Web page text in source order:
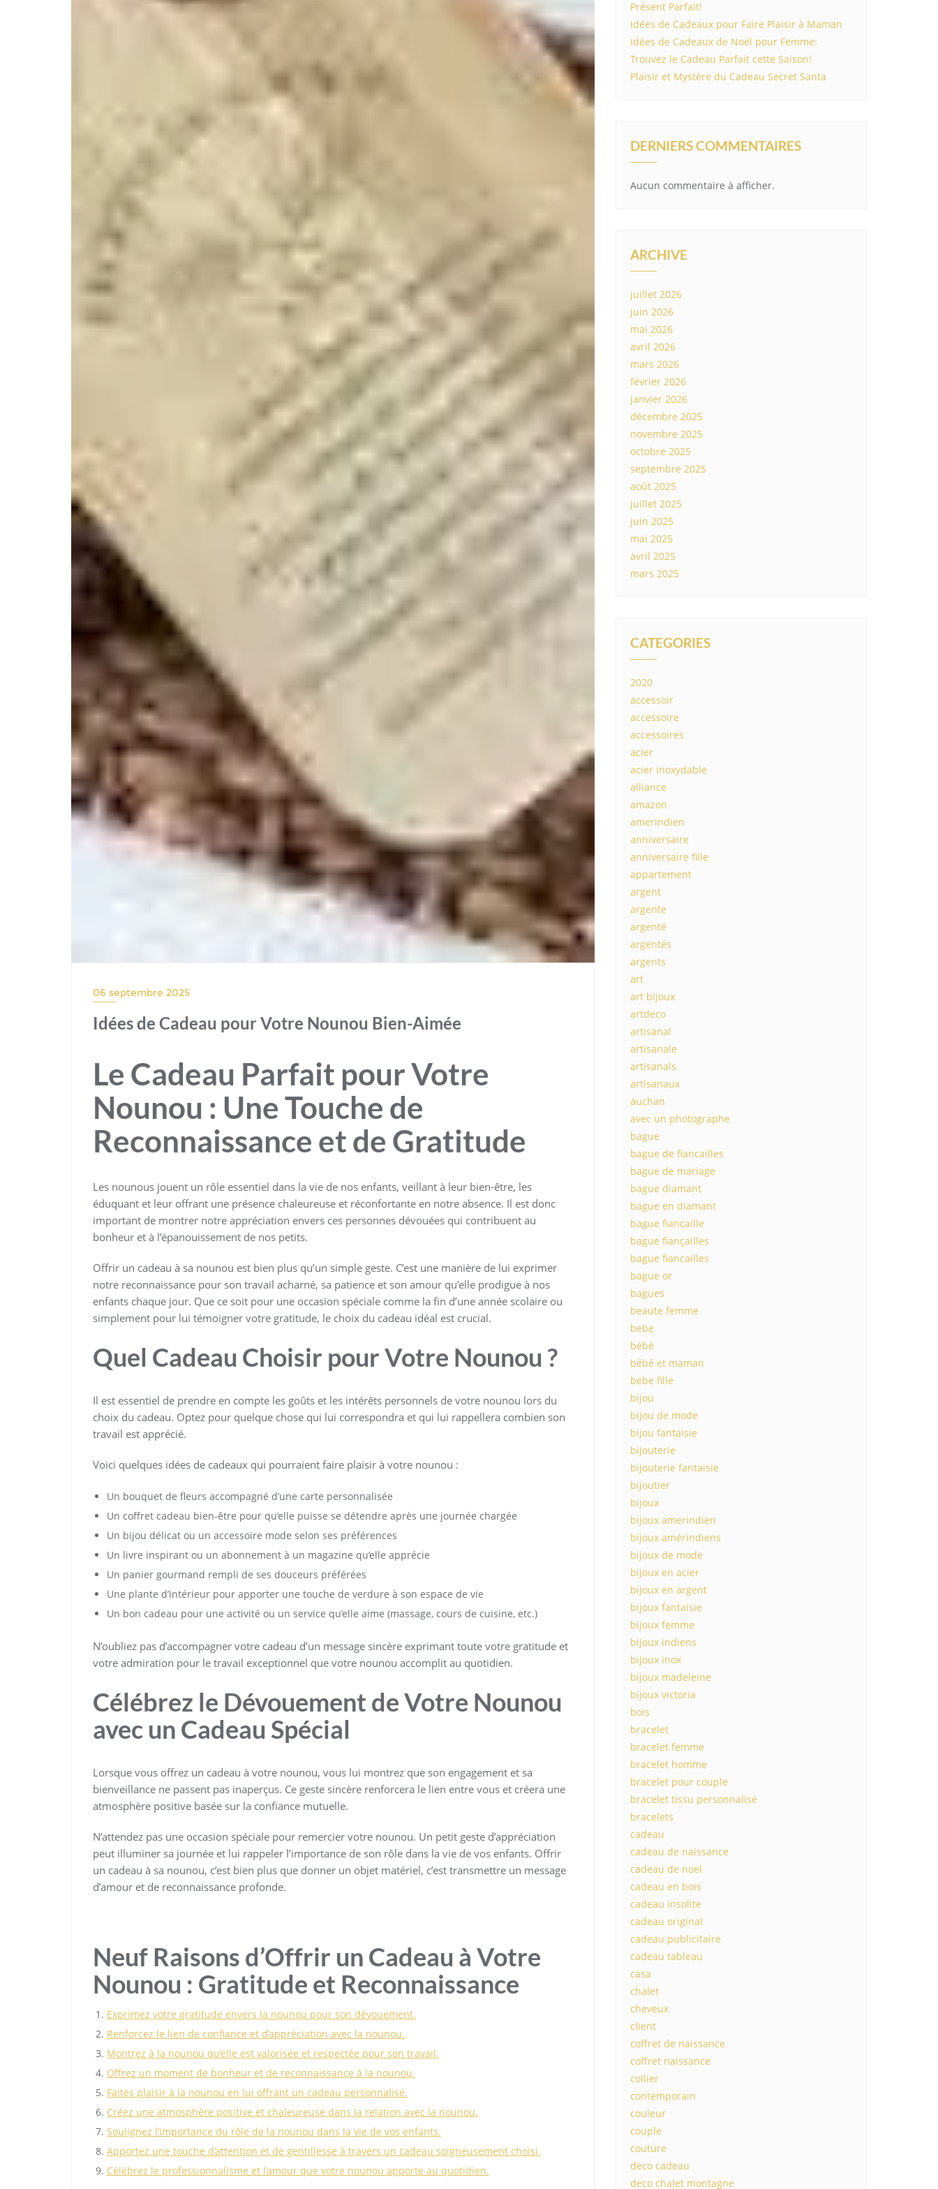
06 septembre 2025
Idées de Cadeau pour Votre Nounou Bien-Aimée
Le Cadeau Parfait pour Votre
Nounou : Une Touche de
Reconnaissance et de Gratitude
Les nounous jouent un rôle essentiel dans la vie de nos enfants, veillant à leur bien-être, les
éduquant et leur offrant une présence chaleureuse et réconfortante en notre absence. Il est donc
important de montrer notre appréciation envers ces personnes dévouées qui contribuent au
bonheur et à l’épanouissement de nos petits.
Offrir un cadeau à sa nounou est bien plus qu’un simple geste. C’est une manière de lui exprimer
notre reconnaissance pour son travail acharné, sa patience et son amour qu’elle prodigue à nos
enfants chaque jour. Que ce soit pour une occasion spéciale comme la fin d’une année scolaire ou
simplement pour lui témoigner votre gratitude, le choix du cadeau idéal est crucial.
Quel Cadeau Choisir pour Votre Nounou ?
Il est essentiel de prendre en compte les goûts et les intérêts personnels de votre nounou lors du
choix du cadeau. Optez pour quelque chose qui lui correspondra et qui lui rappellera combien son
travail est apprécié.
Voici quelques idées de cadeaux qui pourraient faire plaisir à votre nounou :
Un bouquet de fleurs accompagné d’une carte personnalisée
Un coffret cadeau bien-être pour qu’elle puisse se détendre après une journée chargée
Un bijou délicat ou un accessoire mode selon ses préférences
Un livre inspirant ou un abonnement à un magazine qu’elle apprécie
Un panier gourmand rempli de ses douceurs préférées
Une plante d’intérieur pour apporter une touche de verdure à son espace de vie
Un bon cadeau pour une activité ou un service qu’elle aime (massage, cours de cuisine, etc.)
N’oubliez pas d’accompagner votre cadeau d’un message sincère exprimant toute votre gratitude et
votre admiration pour le travail exceptionnel que votre nounou accomplit au quotidien.
Célébrez le Dévouement de Votre Nounou
avec un Cadeau Spécial
Lorsque vous offrez un cadeau à votre nounou, vous lui montrez que son engagement et sa
bienveillance ne passent pas inaperçus. Ce geste sincère renforcera le lien entre vous et créera une
atmosphère positive basée sur la confiance mutuelle.
N’attendez pas une occasion spéciale pour remercier votre nounou. Un petit geste d’appréciation
peut illuminer sa journée et lui rappeler l’importance de son rôle dans la vie de vos enfants. Offrir
un cadeau à sa nounou, c’est bien plus que donner un objet matériel, c’est transmettre un message
d’amour et de reconnaissance profonde.
Neuf Raisons d’Offrir un Cadeau à Votre
Nounou : Gratitude et Reconnaissance
Exprimez votre gratitude envers la nounou pour son dévouement.
Renforcez le lien de confiance et d’appréciation avec la nounou.
Montrez à la nounou qu’elle est valorisée et respectée pour son travail.
Offrez un moment de bonheur et de reconnaissance à la nounou.
Faites plaisir à la nounou en lui offrant un cadeau personnalisé.
Créez une atmosphère positive et chaleureuse dans la relation avec la nounou.
Soulignez l’importance du rôle de la nounou dans la vie de vos enfants.
Apportez une touche d’attention et de gentillesse à travers un cadeau soigneusement choisi.
Célébrez le professionnalisme et l’amour que votre nounou apporte au quotidien.
Présent Parfait!
Idées de Cadeaux pour Faire Plaisir à Maman
Idées de Cadeaux de Noël pour Femme:
Trouvez le Cadeau Parfait cette Saison!
Plaisir et Mystère du Cadeau Secret Santa
DERNIERS COMMENTAIRES
Aucun commentaire à afficher.
ARCHIVE
juillet 2026
juin 2026
mai 2026
avril 2026
mars 2026
février 2026
janvier 2026
décembre 2025
novembre 2025
octobre 2025
septembre 2025
août 2025
juillet 2025
juin 2025
mai 2025
avril 2025
mars 2025
CATEGORIES
2020
accessoir
accessoire
accessoires
acier
acier inoxydable
alliance
amazon
amerindien
anniversaire
anniversaire fille
appartement
argent
argente
argenté
argentés
argents
art
art bijoux
artdeco
artisanal
artisanale
artisanals
artisanaux
auchan
avec un photographe
bague
bague de fiancailles
bague de mariage
bague diamant
bague en diamant
bague fiancaille
bague fiançailles
bague fiancailles
bague or
bagues
beaute femme
bebe
bébé
bébé et maman
bebe fille
bijou
bijou de mode
bijou fantaisie
bijouterie
bijouterie fantaisie
bijoutier
bijoux
bijoux amerindien
bijoux amérindiens
bijoux de mode
bijoux en acier
bijoux en argent
bijoux fantaisie
bijoux femme
bijoux indiens
bijoux inox
bijoux madeleine
bijoux victoria
bois
bracelet
bracelet femme
bracelet homme
bracelet pour couple
bracelet tissu personnalisé
bracelets
cadeau
cadeau de naissance
cadeau de noel
cadeau en bois
cadeau insolite
cadeau original
cadeau publicitaire
cadeau tableau
casa
chalet
cheveux
client
coffret de naissance
coffret naissance
collier
contemporain
couleur
couple
couture
deco cadeau
deco chalet montagne